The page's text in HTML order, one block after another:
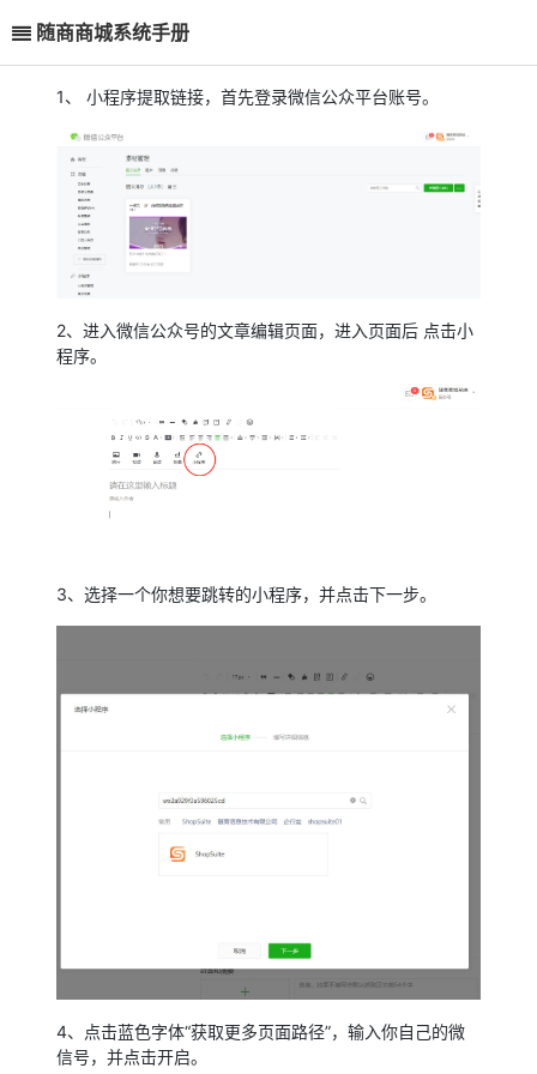
随商商城系统手册
1、 小程序提取链接，首先登录微信公众平台账号。
2、进入微信公众号的文章编辑页面，进入页面后 点击小
程序。
3、选择一个你想要跳转的小程序，并点击下一步。
4、点击蓝色字体“获取更多页面路径”，输入你自己的微
信号，并点击开启。